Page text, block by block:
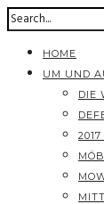
HOME
UM UND
DIE